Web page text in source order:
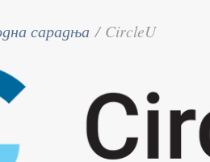
сарадња /CircleU